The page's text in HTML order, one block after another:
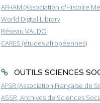
AFHAM (Association d'Histoire
World Digital Library
Réseau VALDO
CARES (études afropéennes)
OUTILS SCIENCES
AFSR (Association Française de
ASSR, Archives de Sciences